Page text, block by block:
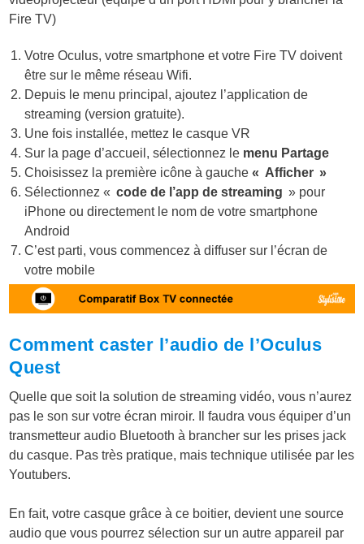
Fire TV)
Votre Oculus, votre smartphone et votre Fire TV doivent
être sur le même réseau Wifi.
Depuis le menu principal, ajoutez l’application de
streaming (version gratuite).
Une fois installée, mettez le casque VR
Sur la page d’accueil, sélectionnez le menu Partage
Choisissez la première icône à gauche « Afficher »
Sélectionnez «code de l’app de streaming » pour
iPhone ou directement le nom de votre smartphone
Android
C’est parti, vous commencez à diffuser sur l’écran de
votre mobile
Comment caster l’audio de l’Oculus
Quest
Quelle que soit la solution de streaming vidéo, vous n’aurez
pas le son sur votre écran miroir. Il faudra vous équiper d’un
transmetteur audio Bluetooth à brancher sur les prises jack
du casque. Pas très pratique, mais technique utilisée par les
Youtubers.
En fait, votre casque grâce à ce boitier, devient une source
audio que vous pourrez sélection sur un autre appareil par